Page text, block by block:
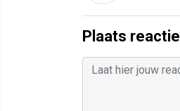
Plaats reactie